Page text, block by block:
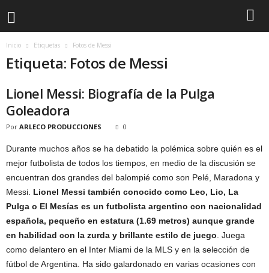
Inicio Etiquetas Fotos de Messi
Etiqueta: Fotos de Messi
Lionel Messi: Biografía de la Pulga
Goleadora
Por ARLECO PRODUCCIONES 0
Durante muchos años se ha debatido la polémica sobre quién es el
mejor futbolista de todos los tiempos, en medio de la discusión se
encuentran dos grandes del balompié como son Pelé, Maradona y
Messi. Lionel Messi también conocido como Leo, Lio, La
Pulga o El Mesías es un futbolista argentino con nacionalidad
española, pequeño en estatura (1.69 metros) aunque grande
en habilidad con la zurda y brillante estilo de juego . Juega
como delantero en el Inter Miami de la MLS y en la selección de
fútbol de Argentina. Ha sido galardonado en varias ocasiones con